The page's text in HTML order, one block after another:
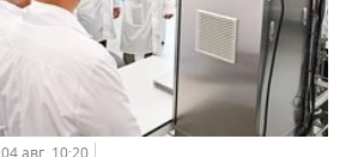
04 авг, 10:20